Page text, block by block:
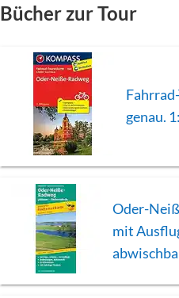
Bücher zur Tour
genau.
Oder-
mit